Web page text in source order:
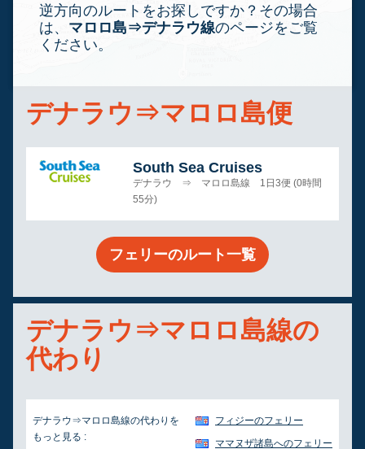
逆方向のルートをお探しですか？その場合
は、 マロロ島⇒デナラウ線のページをご覧
ください。
デナラウ⇒マロロ島便
South Sea Cruises
デナラウ ⇒ マロロ島線 1日3便 (0時間
55分)
フェリーのルート一覧
デナラウ⇒マロロ島線の
代わり
デナラウ⇒マロロ島線の代わりを
もっと見る :
フィジーのフェリー
ママヌザ諸島へのフェリー